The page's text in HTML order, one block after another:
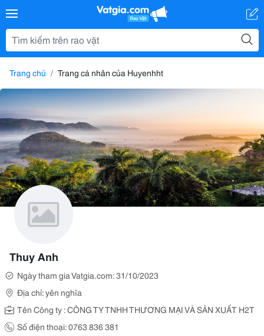
Trang chủ Trang cá nhân của Huyenhht
Thuy Anh
Ngày tham gia Vatgia.com: 31/10/2023
Địa chỉ: yên nghĩa
Tên Công ty : CÔNG TY TNHH THƯƠNG MẠI VÀ SẢN XUẤT H2T
Số điện thoại: 0763 836 381